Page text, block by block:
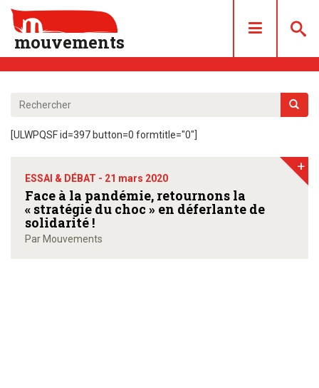
mouvements
LES NUMÉROS
ACHAT/ABONNEMENT
CONTACT
[ULWPQSF id=397 button=0 formtitle="0"]
ESSAI & DÉBAT - 21 mars 2020
Face à la pandémie, retournons la
« stratégie du choc » en déferlante de
solidarité !
Par Mouvements
+